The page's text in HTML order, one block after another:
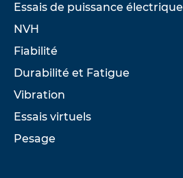
Essais de puissance électrique
NVH
Fiabilité
Durabilité et Fatigue
Vibration
Essais virtuels
Pesage